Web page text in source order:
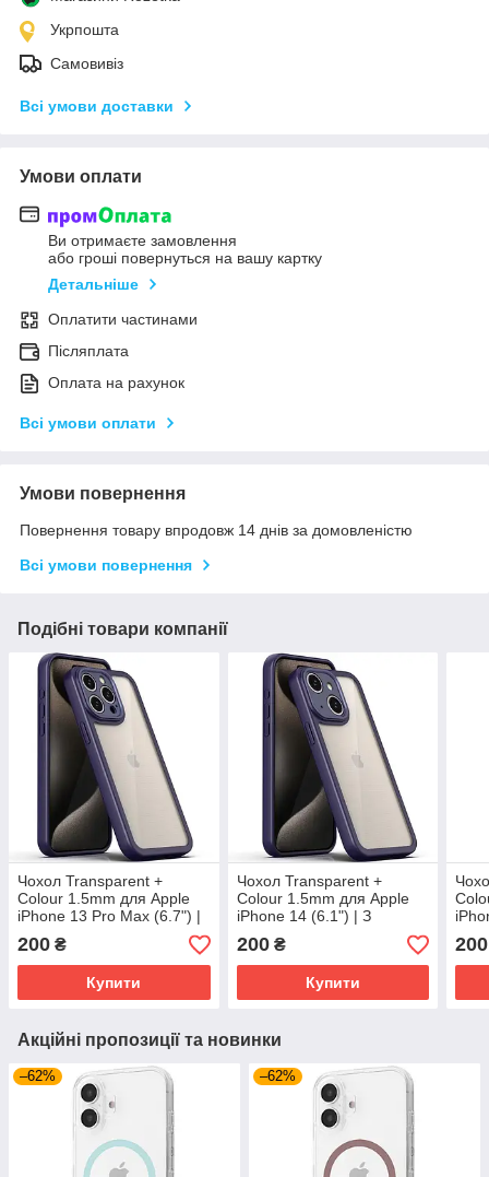
Укрпошта
Самовивіз
Всі умови доставки
Умови оплати
Ви отримаєте замовлення
або гроші повернуться на вашу картку
Детальніше
Оплатити частинами
Післяплата
Оплата на рахунок
Всі умови оплати
Умови повернення
Повернення товару впродовж 14 днів за домовленістю
Всі умови повернення
Подібні товари компанії
Чохол Transparent +
Colour 1.5mm для Apple
iPhone 13 Pro Max (6.7") |
З кольоровим бампером і
захистом камери Purple
200 ₴
Купити
Чохол Transparent +
Colour 1.5mm для Apple
iPhone 14 (6.1") | З
кольоровим бампером і
захистом камери Purple
200₴
Купити
З
200
Акційні пропозиції та новинки
–62% –62%